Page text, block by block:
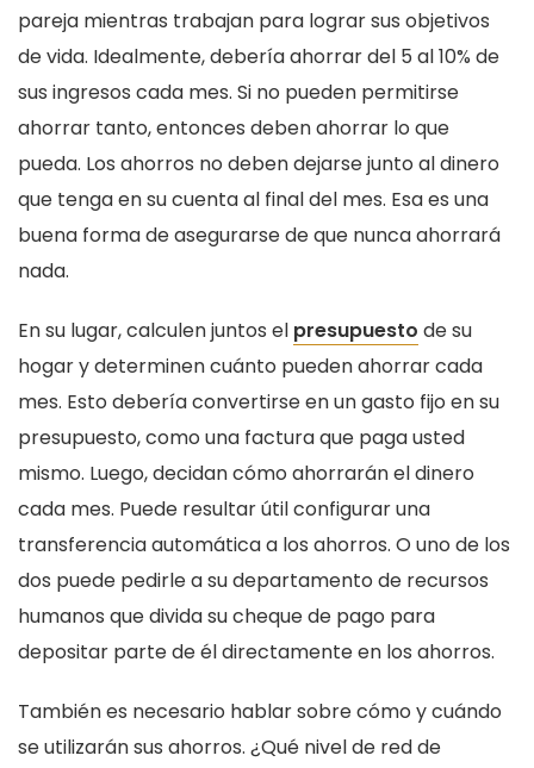
pareja mientras trabajan para lograr sus objetivos
de vida. Idealmente, debería ahorrar del 5 al 10% de
sus ingresos cada mes. Si no pueden permitirse
ahorrar tanto, entonces deben ahorrar lo que
pueda. Los ahorros no deben dejarse junto al dinero
que tenga en su cuenta al final del mes. Esa es una
buena forma de asegurarse de que nunca ahorrará
nada.
En su lugar, calculen juntos el presupuesto de su
hogar y determinen cuánto pueden ahorrar cada
mes. Esto debería convertirse en un gasto fijo en su
presupuesto, como una factura que paga usted
mismo. Luego, decidan cómo ahorrarán el dinero
cada mes. Puede resultar útil configurar una
transferencia automática a los ahorros. O uno de los
dos puede pedirle a su departamento de recursos
humanos que divida su cheque de pago para
depositar parte de él directamente en los ahorros.
También es necesario hablar sobre cómo y cuándo
se utilizarán sus ahorros. ¿Qué nivel de red de